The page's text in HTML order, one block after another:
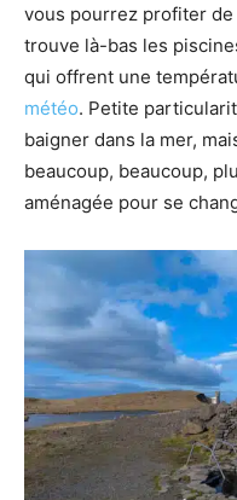
vous pourrez profiter de
trouve là-bas les
qui offrent une
météo. Petite
baigner dans la mer,
beaucoup, beaucoup,
aménagée pour se